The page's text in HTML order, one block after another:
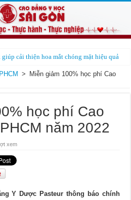
cải thiện hoa mắt chóng mặt hiệu quả
>
Miễn giảm 100% học phí Cao
học phí Cao
năm 2022
xem
Y Dược Pasteur thông báo chính